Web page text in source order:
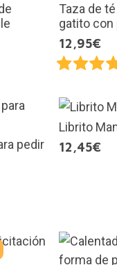
Taza de
gatito
12,95€
pedir
Librito
12,45€